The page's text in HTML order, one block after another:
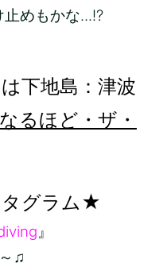
めもかな...!?
下地島：津波
なるほど・ザ・
グラム★
』
♫